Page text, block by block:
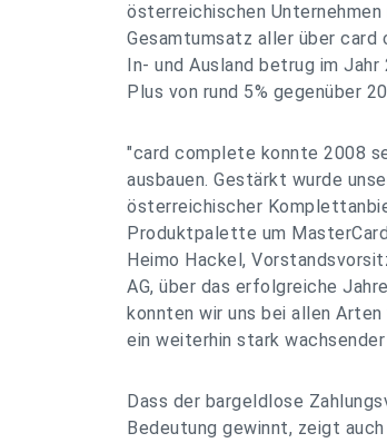
österreichischen
Gesamtumsatz aller über
In- und Ausland betrug im Jahr
Plus von rund 5% gegenüber
"card complete konnte 2008
ausbauen. Gestärkt wurde
österreichischer
Produktpalette um
Heimo Hackel,
AG, über das erfolgreiche
konnten wir uns bei allen
ein weiterhin stark wachsender
Dass der bargeldlose
Bedeutung gewinnt, zeigt